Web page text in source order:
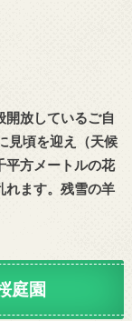
放しているご自
見頃を迎え（天候
平方メートルの花
れます。残雪の羊
庭園